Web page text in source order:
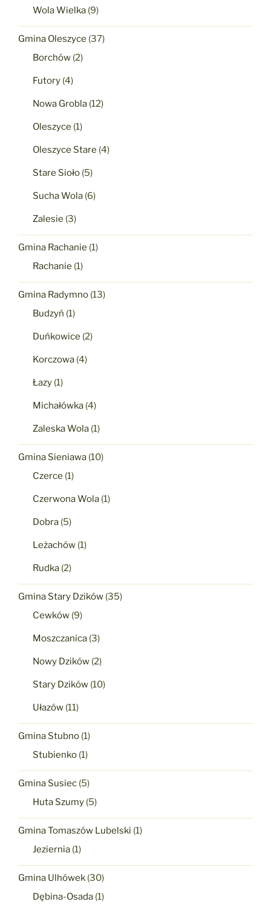
Wola Wielka (9)
Gmina Oleszyce (37)
Borchów (2)
Futory (4)
Nowa Grobla (12)
Oleszyce (1)
Oleszyce Stare (4)
Stare Sioło (5)
Sucha Wola (6)
Zalesie (3)
Gmina Rachanie (1)
Rachanie (1)
Gmina Radymno (13)
Budzyń (1)
Duńkowice (2)
Korczowa (4)
Łazy (1)
Michałówka (4)
Zaleska Wola (1)
Gmina Sieniawa (10)
Czerce (1)
Czerwona Wola (1)
Dobra (5)
Leżachów (1)
Rudka (2)
Gmina Stary Dzików (35)
Cewków (9)
Moszczanica (3)
Nowy Dzików (2)
Stary Dzików (10)
Ułazów (11)
Gmina Stubno (1)
Stubienko (1)
Gmina Susiec (5)
Huta Szumy (5)
Gmina Tomaszów Lubelski (1)
Jeziernia (1)
Gmina Ulhówek (30)
Dębina-Osada (1)